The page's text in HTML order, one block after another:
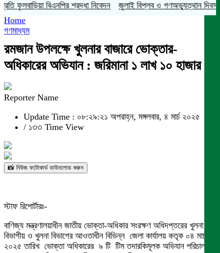
বিএনপির শ্রদ্ধা নিবেদন জুলাই বিপ্লব ও গণঅভ্যুত্থান দিবস যথাযথ
Home
গণমাধ্যম
রমজান উপলক্ষে খুলনার বাজারে ভোক্তার-
অধিকারের অভিযান : জরিমানা ১ লাখ ১০ হাজার
Reporter Name
Update Time : ০৮:২৯:২১ অপরাহ্ন, মঙ্গলবার, ৪ মার্চ ২০২৫
/ ১৩৩ Time View
📸 নিউজ ফটোকার্ড ডাউনলোড করুন
স্টাফ রিপোর্টারঃ-
বাণিজ্য মন্ত্রণালয়াধীন জাতীয় ভোক্তা-অধিকার সংরক্ষণ অধিদপ্তরের খুলনা
বিভাগীয় ও খুলনা বিভাগের আওতাধীন বিভিন্ন জেলা কার্যালয় কতৃক ০৪ মার্চ
২০২৫ তারিখ ভোক্তা অধিকারের ৯ টি টিম তদারকিমূলক অভিযান পরিচালনা